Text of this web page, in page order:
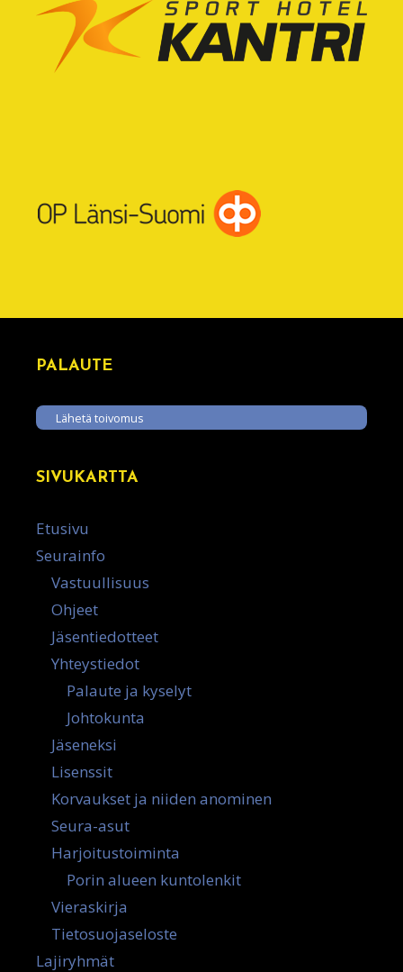
PALAUTE
Lähetä toivomus
SIVUKARTTA
Etusivu
Seurainfo
Vastuullisuus
Ohjeet
Jäsentiedotteet
Yhteystiedot
Palaute ja kyselyt
Johtokunta
Jäseneksi
Lisenssit
Korvaukset ja niiden anominen
Seura-asut
Harjoitustoiminta
Porin alueen kuntolenkit
Vieraskirja
Tietosuojaseloste
Lajiryhmät